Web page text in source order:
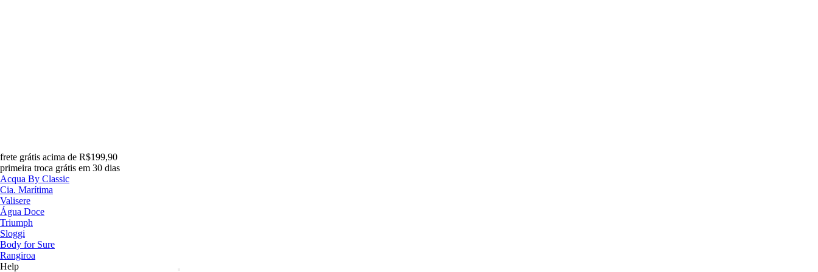
frete grátis acima de R$199,90
primeira troca grátis em 30 dias
Acqua By Classic
Cia. Marítima
Valisere
Água Doce
Triumph
Sloggi
Body for Sure
Rangiroa
Help